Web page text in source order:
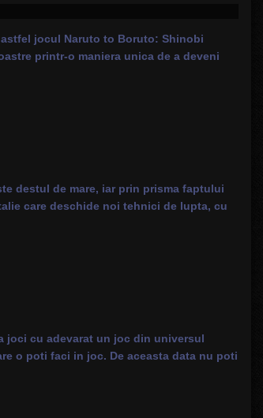
jocul Naruto to Boruto: Shinobi
printr-o maniera unica de a deveni
destul de mare, iar prin prisma faptului
care deschide noi tehnici de lupta, cu
joci cu adevarat un joc din universul
o poti faci in joc. De aceasta data nu poti